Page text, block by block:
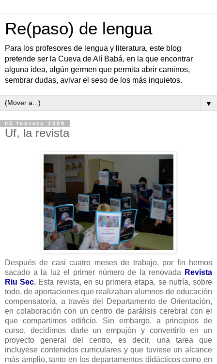
Re(paso) de lengua
Para los profesores de lengua y literatura, este blog
pretende ser la Cueva de Alí Babá, en la que encontrar
alguna idea, algún germen que permita abrir caminos,
sembrar dudas, avivar el seso de los más inquietos.
▼
05 febrero 2009
Uf, la revista
Después de casi cuatro meses de trabajo, por fin hemos
sacado a la luz el primer número de la renovada
Revista
Riu Sec. Esta revista, en su primera etapa, se nutría, sobre
todo, de aportaciones que realizaban alumnos de educación
compensatoria, a través del Departamento de Orientación,
en colaboración con un centro de parálisis cerebral con el
que compartimos edificio. Sin embargo, a principios de
curso, decidimos darle un empujón y convertirlo en un
proyecto general del centro, es decir, una tarea que
incluyese contenidos curriculares y que tuviese un alcance
más amplio, tanto en los departamentos didácticos como en